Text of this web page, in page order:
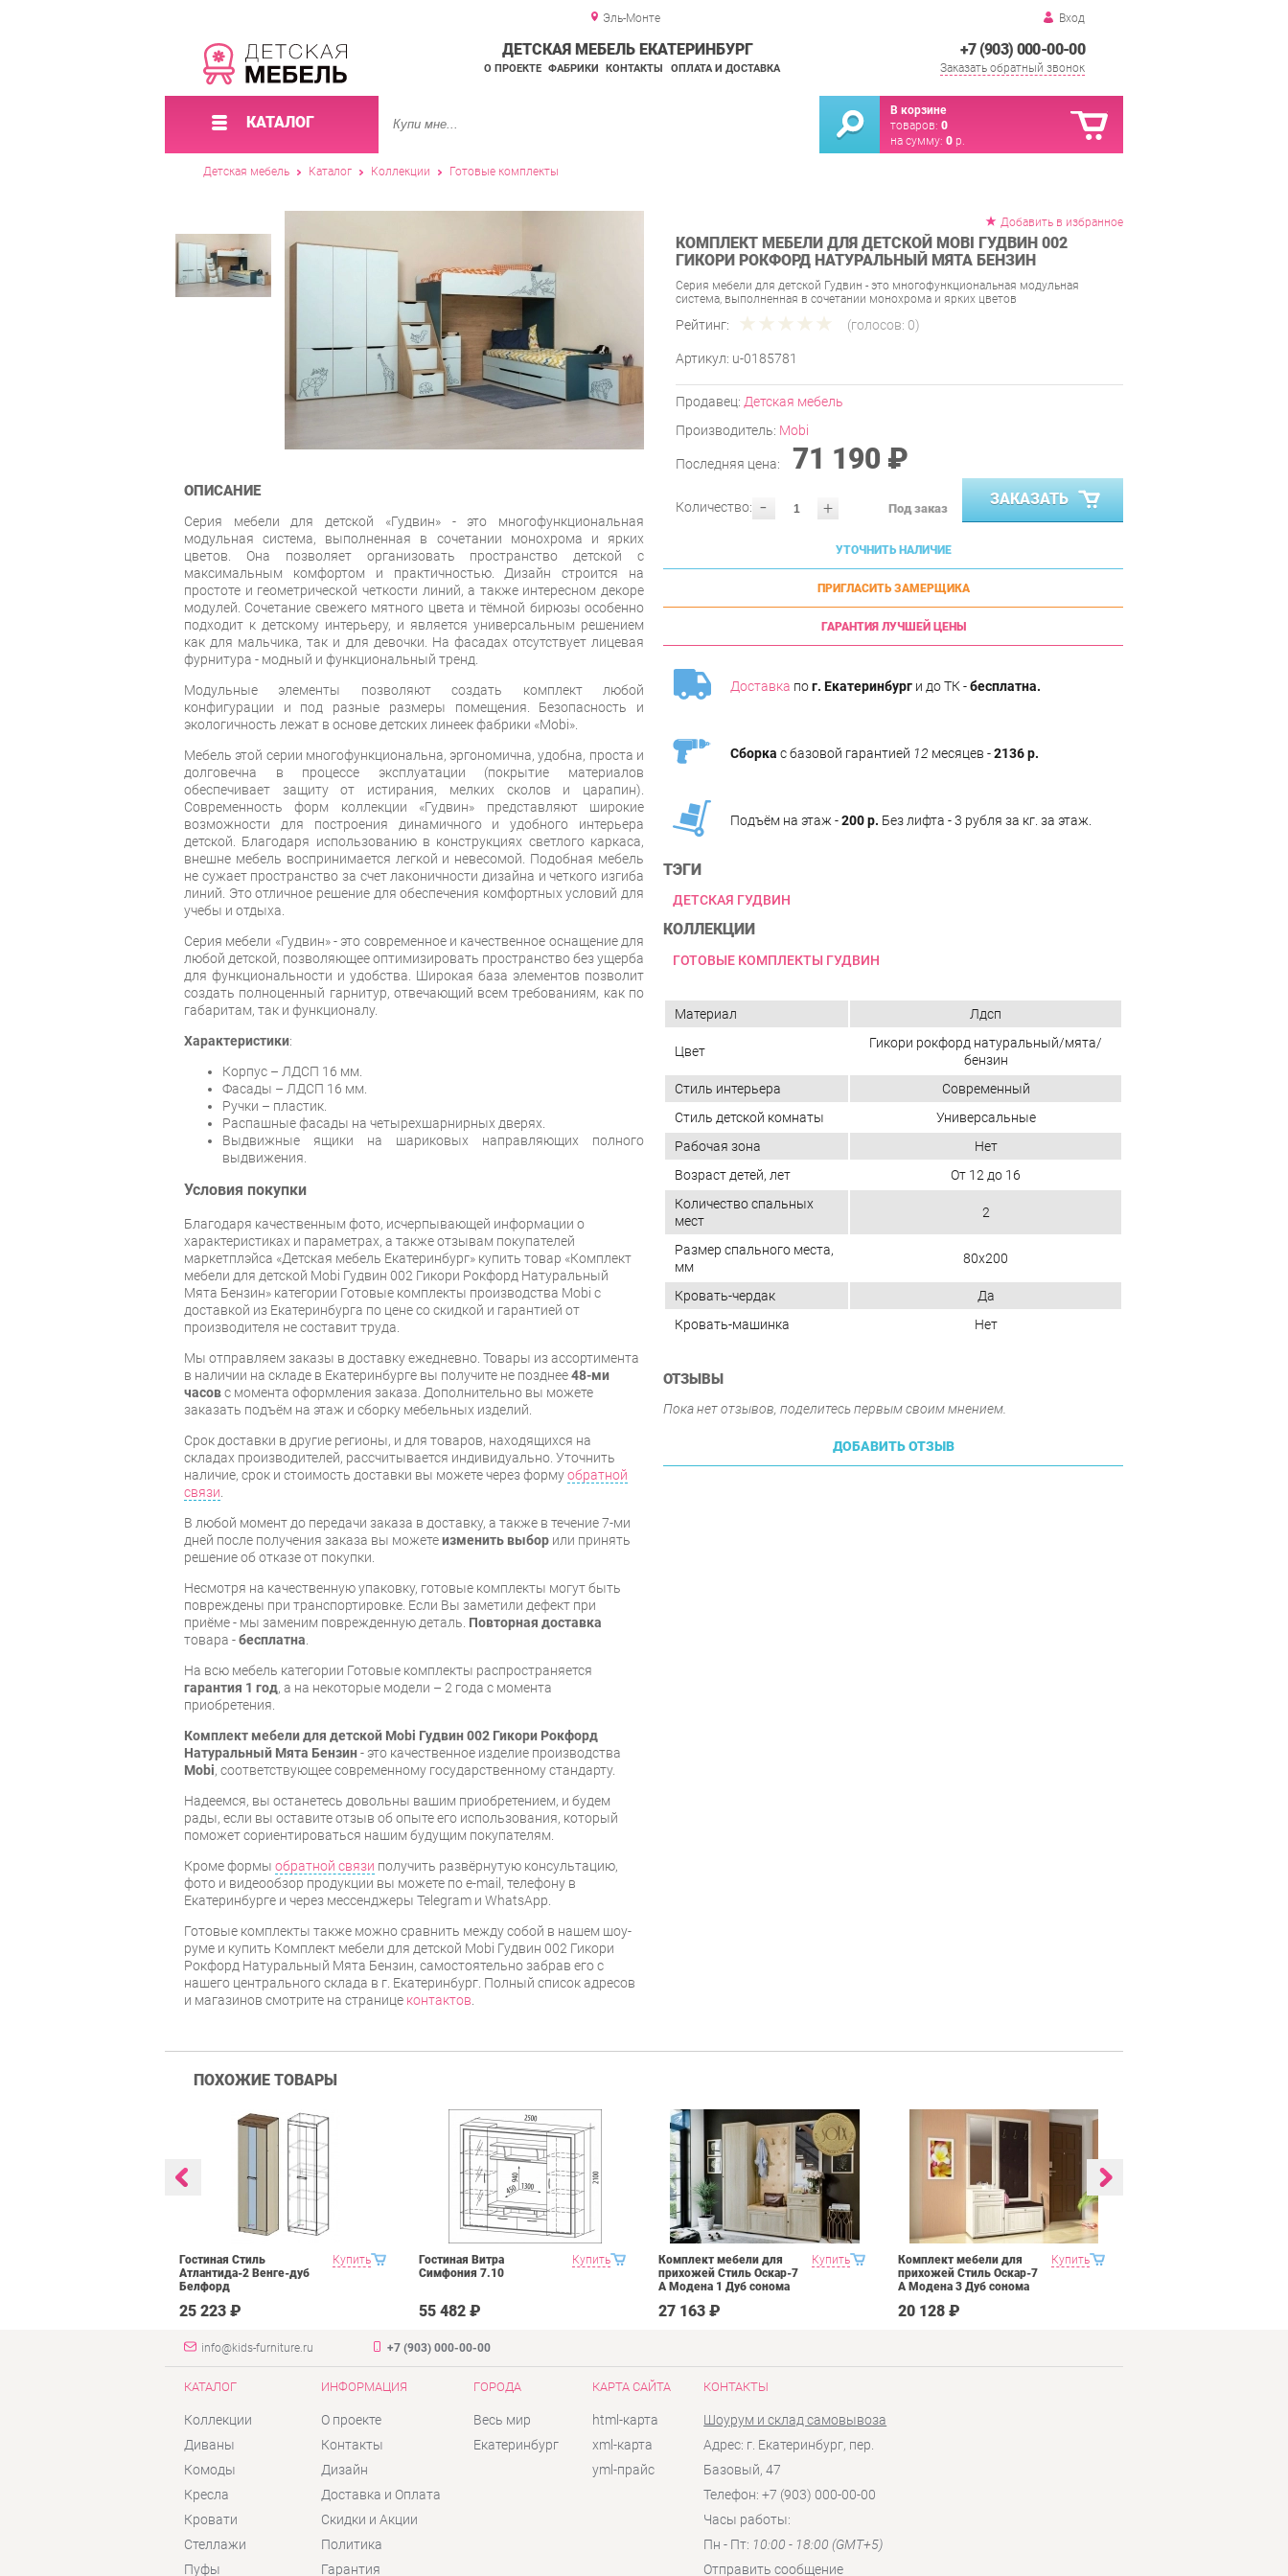
Эль-Монте Вход
+7 (903) 000-00-00
Заказать обратный звонок
ДЕТСКАЯ МЕБЕЛЬ ЕКАТЕРИНБУРГ
О ПРОЕКТЕ ФАБРИКИ КОНТАКТЫ ОПЛАТА И ДОСТАВКА
КАТАЛОГ
В корзине
товаров: 0
на сумму: 0 р.
Детская мебель Каталог Коллекции Готовые комплекты
Добавить в избранное
КОМПЛЕКТ МЕБЕЛИ ДЛЯ ДЕТСКОЙ MOBI ГУДВИН 002
ГИКОРИ РОКФОРД НАТУРАЛЬНЫЙ МЯТА БЕНЗИН
Серия мебели для детской Гудвин - это многофункциональная модульная
система, выполненная в сочетании монохрома и ярких цветов
Рейтинг: (голосов: 0)
Артикул: u-0185781
Продавец: Детская мебель
Производитель: Mobi
Последняя цена: 71 190 ₽
- +
Количество: Под заказ
ЗАКАЗАТЬ
УТОЧНИТЬ НАЛИЧИЕ
ПРИГЛАСИТЬ ЗАМЕРЩИКА
ГАРАНТИЯ ЛУЧШЕЙ ЦЕНЫ
Доставка пог. Екатеринбург и до ТК -бесплатна.
Сборка с базовой гарантией 12 месяцев -2136 р.
Подъём на этаж -200 р. Без лифта - 3 рубля за кг. за этаж.
ТЭГИ
ДЕТСКАЯ ГУДВИН
КОЛЛЕКЦИИ
ГОТОВЫЕ КОМПЛЕКТЫ ГУДВИН
ОПИСАНИЕ
Серия мебели для детской «Гудвин» - это многофункциональная
модульная система, выполненная в сочетании монохрома и ярких
цветов. Она позволяет организовать пространство детской с
максимальным комфортом и практичностью. Дизайн строится на
простоте и геометрической четкости линий, а также интересном декоре
модулей. Сочетание свежего мятного цвета и тёмной бирюзы особенно
подходит к детскому интерьеру, и является универсальным решением
как для мальчика, так и для девочки. На фасадах отсутствует лицевая
фурнитура - модный и функциональный тренд.
Модульные элементы позволяют создать комплект любой
конфигурации и под разные размеры помещения. Безопасность и
экологичность лежат в основе детских линеек фабрики «Mobi».
Мебель этой серии многофункциональна, эргономична, удобна, проста и
долговечна в процессе эксплуатации (покрытие материалов
обеспечивает защиту от истирания, мелких сколов и царапин).
Современность форм коллекции «Гудвин» представляют широкие
возможности для построения динамичного и удобного интерьера
детской. Благодаря использованию в конструкциях светлого каркаса,
внешне мебель воспринимается легкой и невесомой. Подобная мебель
не сужает пространство за счет лаконичности дизайна и четкого изгиба
линий. Это отличное решение для обеспечения комфортных условий для
учебы и отдыха.
Серия мебели «Гудвин» - это современное и качественное оснащение для
любой детской, позволяющее оптимизировать пространство без ущерба
для функциональности и удобства. Широкая база элементов позволит
создать полноценный гарнитур, отвечающий всем требованиям, как по
габаритам, так и функционалу.
Характеристики:
Корпус – ЛДСП 16 мм.
Фасады – ЛДСП 16 мм.
Ручки – пластик.
Распашные фасады на четырехшарнирных дверях.
Выдвижные ящики на шариковых направляющих полного
выдвижения.
Условия покупки
Благодаря качественным фото, исчерпывающей информации о
характеристиках и параметрах, а также отзывам покупателей
маркетплэйса «Детская мебель Екатеринбург» купить товар «Комплект
мебели для детской Mobi Гудвин 002 Гикори Рокфорд Натуральный
Мята Бензин» категории Готовые комплекты производства Mobi с
доставкой из Екатеринбурга по цене со скидкой и гарантией от
производителя не составит труда.
Мы отправляем заказы в доставку ежедневно. Товары из ассортимента
в наличии на складе в Екатеринбурге вы получите не позднее48-ми
часовс момента оформления заказа. Дополнительно вы можете
заказать подъём на этаж и сборку мебельных изделий.
Срок доставки в другие регионы, и для товаров, находящихся на
складах производителей, рассчитывается индивидуально. Уточнить
наличие, срок и стоимость доставки вы можете через формуобратной
связи
В любой момент до передачи заказа в доставку, а также в течение 7-ми
дней после получения заказа вы можетеизменить выбор или принять
решение об отказе от покупки.
Несмотря на качественную упаковку, готовые комплекты могут быть
повреждены при транспортировке. Если Вы заметили дефект при
приёме - мы заменим поврежденную деталь. Повторная доставка
товара -бесплатна
На всю мебель категории Готовые комплекты распространяется
гарантия 1 год, а на некоторые модели – 2 года с момента
приобретения.
Комплект мебели для детской Mobi Гудвин 002 Гикори Рокфорд
Натуральный Мята Бензин- это качественное изделие производства
Mobi, соответствующее современному государственному стандарту.
Надеемся, вы останетесь довольны вашим приобретением, и будем
рады, если вы оставите отзыв об опыте его использования, который
поможет сориентироваться нашим будущим покупателям.
Кроме формы обратной связи получить развёрнутую консультацию,
фото и видеообзор продукции вы можете по e-mail, телефону в
Екатеринбурге и через мессенджеры Telegram и WhatsApp.
Готовые комплекты также можно сравнить между собой в нашем шоу-
руме и купить Комплект мебели для детской Mobi Гудвин 002 Гикори
Рокфорд Натуральный Мята Бензин, самостоятельно забрав его с
нашего центрального склада в г. Екатеринбург. Полный список адресов
и магазинов смотрите на странице контактов
Материал Лдсп
Цвет
Гикори рокфорд натуральный/мята/
бензин
Стиль интерьера
Современный
Стиль детской комнаты
Универсальные
Рабочая зона
Нет
Возраст детей, лет
От 12 до 16
Количество спальных
мест
2
Размер спального места,
мм
80х200
Кровать-чердак
Да
Кровать-машинка
Нет
ОТЗЫВЫ
Пока нет отзывов, поделитесь первым своим мнением.
ДОБАВИТЬ ОТЗЫВ
ПОХОЖИЕ ТОВАРЫ
Купить
Гостиная Стиль
Атлантида-2 Венге-дуб
Белфорд
25 223 ₽
Купить
Гостиная Витра
Симфония 7.10
55 482 ₽
Купить
Комплект мебели для
прихожей Стиль Оскар-7
А Модена 1 Дуб сонома
27 163 ₽
Купить
Комплект мебели для
прихожей Стиль Оскар-7
А Модена 3 Дуб сонома
20 128 ₽
info@kids-furniture.ru +7 (903) 000-00-00
КАТАЛОГ
Коллекции
Диваны
Комоды
Кресла
Кровати
Стеллажи
Пуфы
ИНФОРМАЦИЯ
О проекте
Контакты
Дизайн
Доставка и Оплата
Скидки и Акции
Политика
Гарантия
ГОРОДА
Весь мир
Екатеринбург
КАРТА САЙТА
html-карта
xml-карта
yml-прайс
КОНТАКТЫ
Шоурум и склад самовывоза
Адрес: г. Екатеринбург, пер.
Базовый, 47
Телефон: +7 (903) 000-00-00
Часы работы:
Пн - Пт: 10:00 - 18:00 (GMT+5)
Отправить сообщение